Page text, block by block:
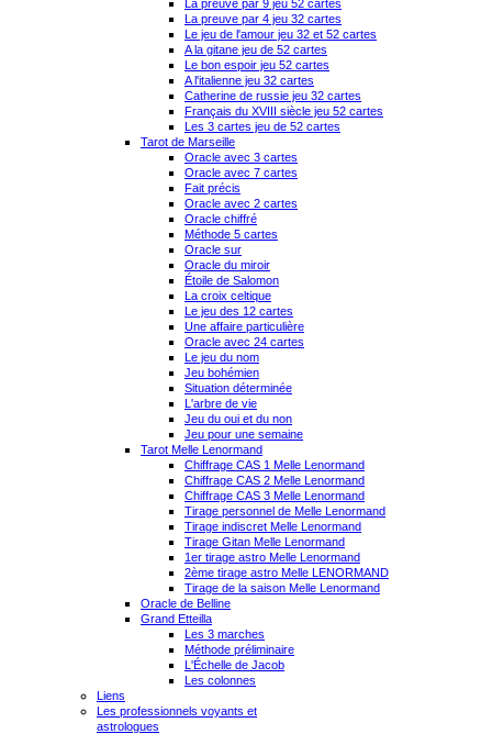
La preuve par 9 jeu 52 cartes
La preuve par 4 jeu 32 cartes
Le jeu de l'amour jeu 32 et 52 cartes
A la gitane jeu de 52 cartes
Le bon espoir jeu 52 cartes
A l'italienne jeu 32 cartes
Catherine de russie jeu 32 cartes
Français du XVIII siècle jeu 52 cartes
Les 3 cartes jeu de 52 cartes
Tarot de Marseille
Oracle avec 3 cartes
Oracle avec 7 cartes
Fait précis
Oracle avec 2 cartes
Oracle chiffré
Méthode 5 cartes
Oracle sur
Oracle du miroir
Étoile de Salomon
La croix celtique
Le jeu des 12 cartes
Une affaire particulière
Oracle avec 24 cartes
Le jeu du nom
Jeu bohémien
Situation déterminée
L'arbre de vie
Jeu du oui et du non
Jeu pour une semaine
Tarot Melle Lenormand
Chiffrage CAS 1 Melle Lenormand
Chiffrage CAS 2 Melle Lenormand
Chiffrage CAS 3 Melle Lenormand
Tirage personnel de Melle Lenormand
Tirage indiscret Melle Lenormand
Tirage Gitan Melle Lenormand
1er tirage astro Melle Lenormand
2ème tirage astro Melle LENORMAND
Tirage de la saison Melle Lenormand
Oracle de Belline
Grand Etteilla
Les 3 marches
Méthode préliminaire
L'Échelle de Jacob
Les colonnes
Liens
Les professionnels voyants et
astrologues